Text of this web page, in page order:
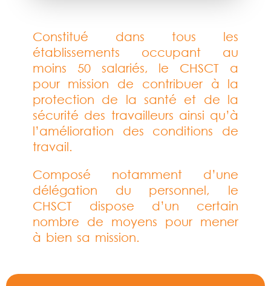
Constitué dans tous les
établissements occupant au
moins 50 salariés, le CHSCT a
pour mission de contribuer à la
protection de la santé et de la
sécurité des travailleurs ainsi qu’à
l’amélioration des conditions de
travail.
Composé notamment d’une
délégation du personnel, le
CHSCT dispose d’un certain
nombre de moyens pour mener
à bien sa mission.